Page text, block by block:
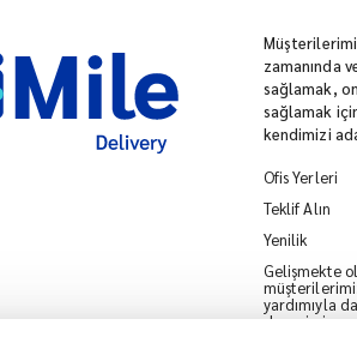
zamanında
sağlamak,
sağlamak
kendimizi
Ofis Yerleri
Teklif Alın
Yenilik
Gelişmekte
yardımıyla
deneyimi